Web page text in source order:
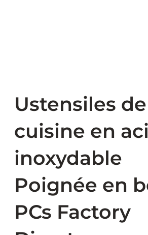
Ustensiles de
cuisine en
inoxydable
Poignée en
PCs Factory